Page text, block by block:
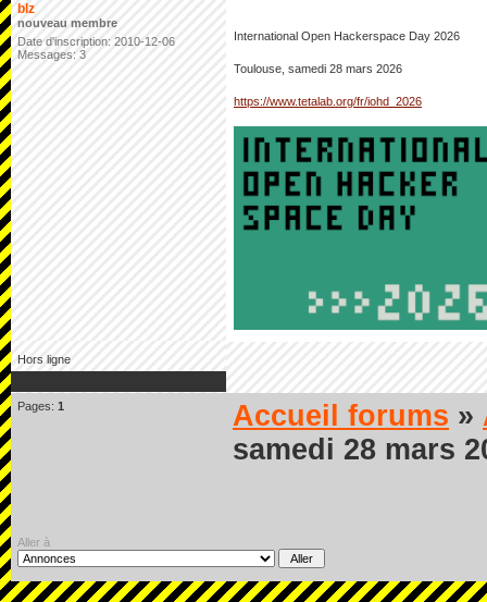
blz
nouveau membre
Date d'inscription: 2010-12-06
Messages: 3
International Open Hackerspace Day 2026
Toulouse, samedi 28 mars 2026
https://www.tetalab.org/fr/iohd_2026
Hors ligne
Pages: 1 Accueil forums »
samedi 28 mars
Aller à